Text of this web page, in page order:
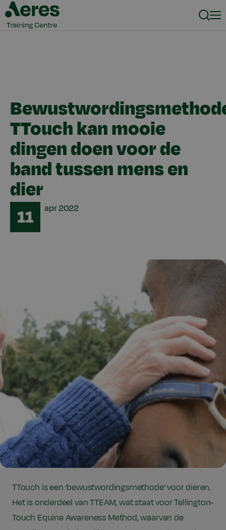
TTouch kan mooie
dingen doen voor de
band tussen mens en
dier
11 apr2022
TTouch is een ‘bewustwordingsmethode’ voor dieren.
Het is onderdeel van TTEAM, wat staat voor Tellington-
Touch Equine Awareness Method, waarvan de